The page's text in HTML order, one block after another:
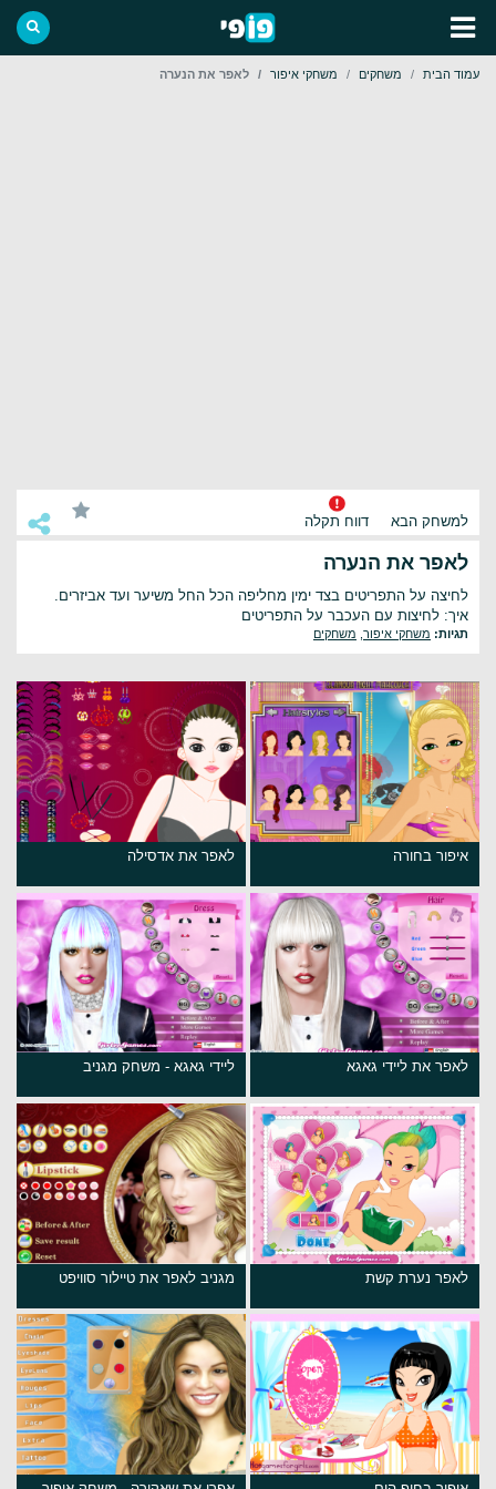
עמוד הבית משחקים משחקי איפור לאפר את הנערה
למשחק הבא דווח תקלה
לאפר את הנערה
לחיצה על התפריטים בצד ימין מחליפה הכל החל משיער ועד אביזרים.
איך: לחיצות עם העכבר על התפריטים
תגיות: משחקי איפור משחקים
איפור בחורה לאפר את אדסילה
לאפר את ליידי גאגא ליידי גאגא - משחק מגניב
לאפר נערת קשת מגניב לאפר את טיילור סוויפט